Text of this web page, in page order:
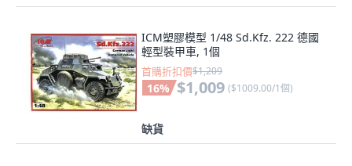
ICM塑膠模型 1/48 Sd.Kfz. 222 德國
輕型裝甲車, 1個
首購折扣價$1,209
16% $1,009 ($1009.00/1個)
缺貨